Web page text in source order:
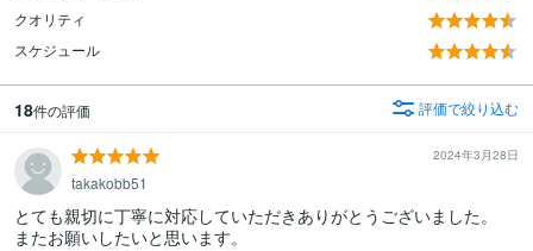
クオリティ
スケジュール
18件の評価 評価で絞り込む
2024年3月28日
takakobb51
とても親切に丁寧に対応していただきありがとうございました。
またお願いしたいと思います。